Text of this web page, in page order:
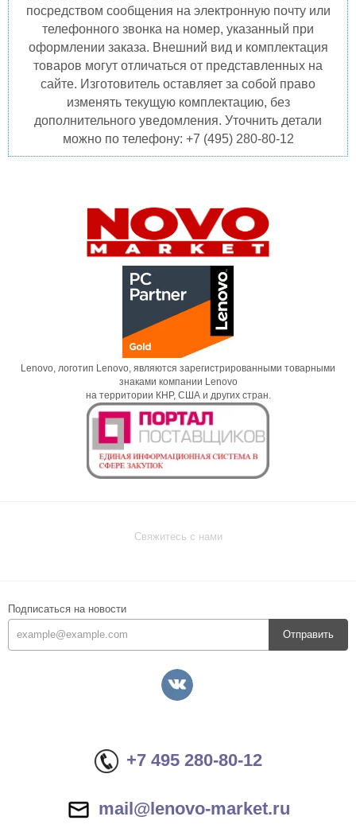
посредством сообщения на электронную почту или
телефонного звонка на номер, указанный при
оформлении заказа. Внешний вид и комплектация
товаров могут отличаться от представленных на
сайте. Изготовитель оставляет за собой право
изменять текущую комплектацию, без
дополнительного уведомления. Уточнить детали
можно по телефону: +7 (495) 280-80-12
Lenovo, логотип Lenovo, являются зарегистрированными товарными
знаками компании Lenovo
на территории КНР, США и других стран.
Свяжитесь с нами
Подписаться на новости
Отправить
+7 495 280-80-12
mail@lenovo-market.ru